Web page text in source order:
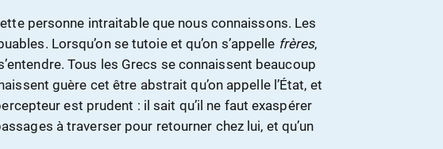
personne intraitable que nous connaissons. Les
Lorsqu’on se tutoie et qu’on s’appelle frères,
Tous les Grecs se connaissent beaucoup
guère cet être abstrait qu’on appelle l’État, et
est prudent : il sait qu’il ne faut exaspérer
à traverser pour retourner chez lui, et qu’un